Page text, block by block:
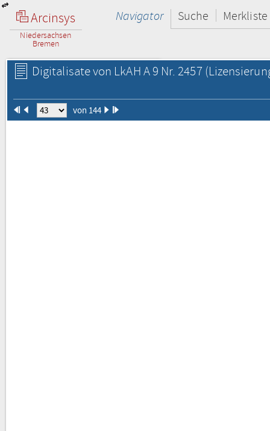
Arcinsys
Niedersachsen
Bremen
Navigator Suche Merkliste
Digitalisate von LkAH A 9 Nr. 2457
von 144